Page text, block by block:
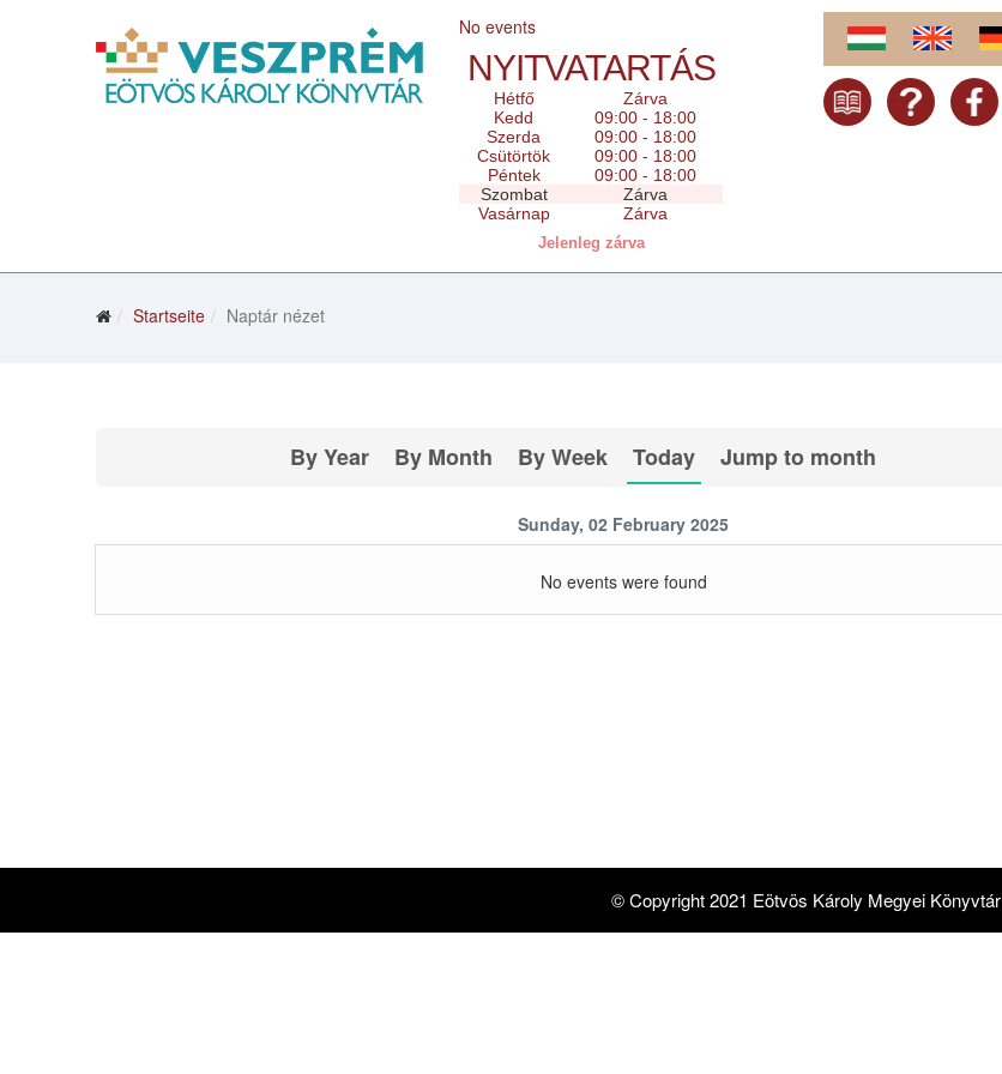
No events
NYITVATARTÁS
Hétfő
Zárva
Kedd
09:00 - 18:00
Szerda
09:00 - 18:00
Csütörtök
09:00 - 18:00
Péntek
09:00 - 18:00
Szombat
Zárva
Vasárnap
Zárva
Jelenleg zárva
Startseite Naptár nézet
By Year By Month By Week Today Jump to month
Sunday, 02 February 2025
No events were found
© Copyright 2021 Eötvös Károly Megyei Könyvtár